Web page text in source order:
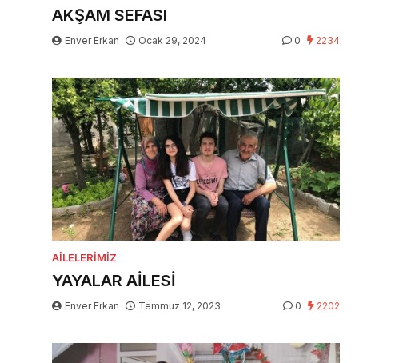
AKŞAM SEFASI
Enver Erkan Ocak 29, 2024 0 2234
AILELERIMIZ
YAYALAR AİLESİ
Enver Erkan Temmuz 12, 2023 0 2202